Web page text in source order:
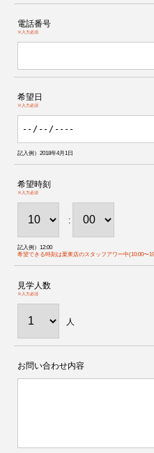
電話番号
※入力必須
希望日
※入力必須
記入例）2018年4月1日
希望時刻
※入力必須
:
記入例）12:00
希望できる時刻は栗東店のスタッフアワー中(10:00〜
見学人数
※入力必須
人
お問い合わせ内容